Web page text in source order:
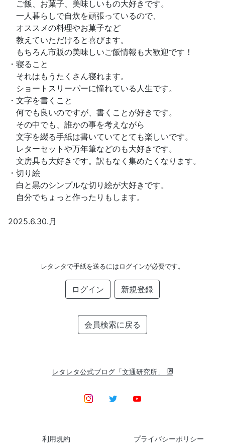
ご飯、お菓子、美味しいもの大好きです。
一人暮らしで自炊を頑張っているので、
オススメの料理やお菓子など
教えていただけると喜びます。
もちろん市販の美味しいご飯情報も大歓迎です！
・寝ること
それはもうたくさん寝れます。
ショートスリーパーに憧れている人生です。
・文字を書くこと
何でも良いのですが、書くことが好きです。
その中でも、誰かの事を考えながら
文字を綴る手紙は書いていてとても楽しいです。
レターセットや万年筆などのも大好きです。
文房具も大好きです。訳もなく集めたくなります。
・切り絵
白と黒のシンプルな切り絵が大好きです。
自分でちょっと作ったりもします。
2025.6.30.月
レタレタで手紙を送るにはログインが必要です。
ログイン 新規登録
会員検索に戻る
レタレタ公式ブログ「文通研究所」
利用規約 プライバシーポリシー